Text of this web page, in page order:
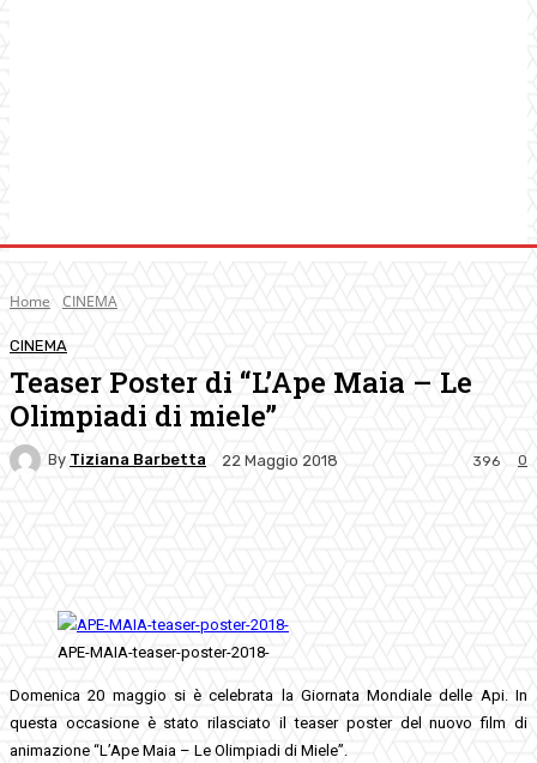
Home CINEMA
CINEMA
Teaser Poster di “L’Ape Maia – Le
Olimpiadi di miele”
By Tiziana Barbetta 22 Maggio 2018 0
396
APE-MAIA-teaser-poster-2018-
Domenica 20 maggio si è celebrata la Giornata Mondiale delle Api. In
questa occasione è stato rilasciato il teaser poster del nuovo film di
animazione “L’Ape Maia – Le Olimpiadi di Miele”.